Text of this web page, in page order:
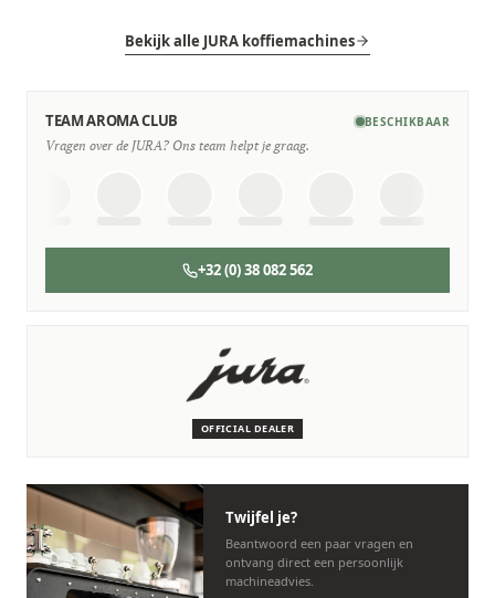
Bekijk alle JURA koffiemachines
TEAM AROMA CLUB BESCHIKBAAR
Vragen over de JURA? Ons team helpt je graag.
+32 (0) 38 082 562
OFFICIAL DEALER
Wij staan voor je klaar
Deskundige monteurs die verstand hebben van JURA
Persoonlijk, snel en zonder gedoe.
Twijfel je?
Beantwoord een paar vragen en
ontvang direct een persoonlijk
machineadvies.